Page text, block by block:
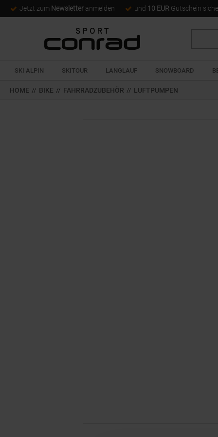
Jetzt zum Newsletter anmelden und 10 EUR Gutschein
SKI ALPIN SKITOUR LANGLAUF SNOWBOARD
HOME // BIKE // FAHRRADZUBEHÖR // LUFTPUMPEN